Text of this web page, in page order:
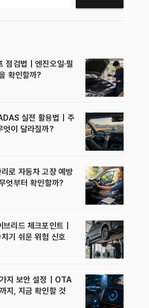
점검법｜엔진오일·필
확인할까?
실전 활용법｜주
엇이 달라질까?
로 자동차 고장 예방
엇부터 확인할까?
리드 체크포인트｜
기 쉬운 위험 신호
지 보안 설정｜OTA
지, 지금 확인할 것